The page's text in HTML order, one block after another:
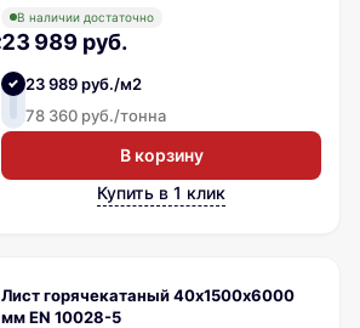
В наличии достаточно
23 989 руб.
23 989 руб./м2
78 360 руб./тонна
В корзину
Купить в 1 клик
Лист горячекатаный 40х1500х6000
мм EN 10028-5